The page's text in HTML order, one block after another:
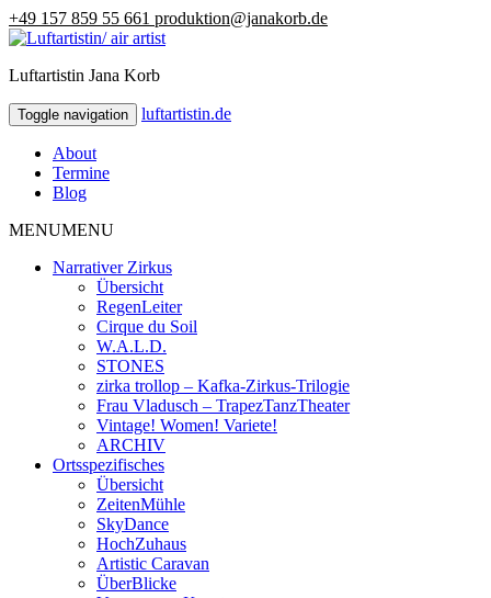
+49 157 859 55 661 produktion@janakorb.de
luftartistin.de
Luftartistin Jana Korb
Toggle navigation luftartistin.de
About
Termine
Blog
MENUMENU
Narrativer Zirkus
Übersicht
RegenLeiter
Cirque du Soil
W.A.L.D.
STONES
zirka trollop – Kafka-Zirkus-Trilogie
Frau Vladusch – TrapezTanzTheater
Vintage! Women! Variete!
ARCHIV
Ortsspezifisches
Übersicht
ZeitenMühle
SkyDance
HochZuhaus
Artistic Caravan
ÜberBlicke